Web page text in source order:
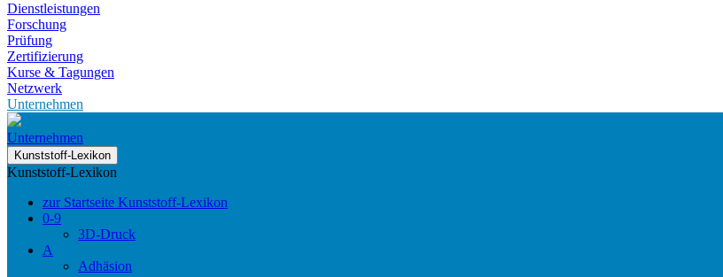
Dienstleistungen
Forschung
Prüfung
Zertifizierung
Kurse & Tagungen
Netzwerk
Unternehmen
Unternehmen
Kunststoff-Lexikon
Kunststoff-Lexikon
zur Startseite Kunststoff-Lexikon
0-9
3D-Druck
A
Adhäsion